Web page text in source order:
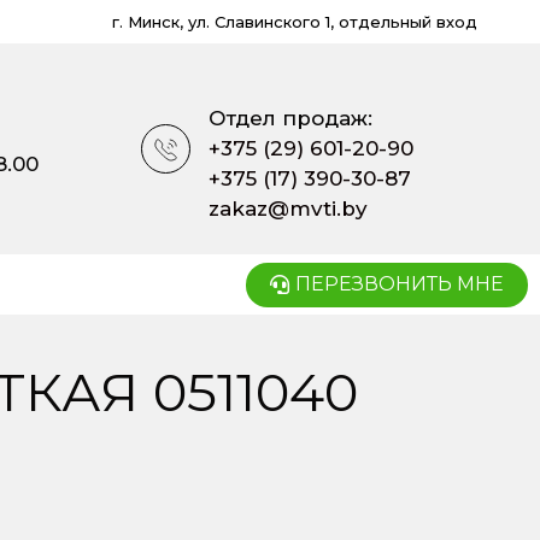
г. Минск, ул. Славинского 1, отдельный вход
Отдел продаж:
+375 (29) 601-20-90
+375 (17) 390-30-87
zakaz@mvti.by
ПЕРЕЗВОНИТЬ МНЕ
0511040